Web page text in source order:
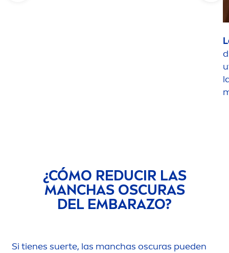
¿CÓMO REDUCIR LAS
MANCHAS OSCURAS
DEL EMBARAZO?
Si tienes suerte, las manchas oscuras pueden